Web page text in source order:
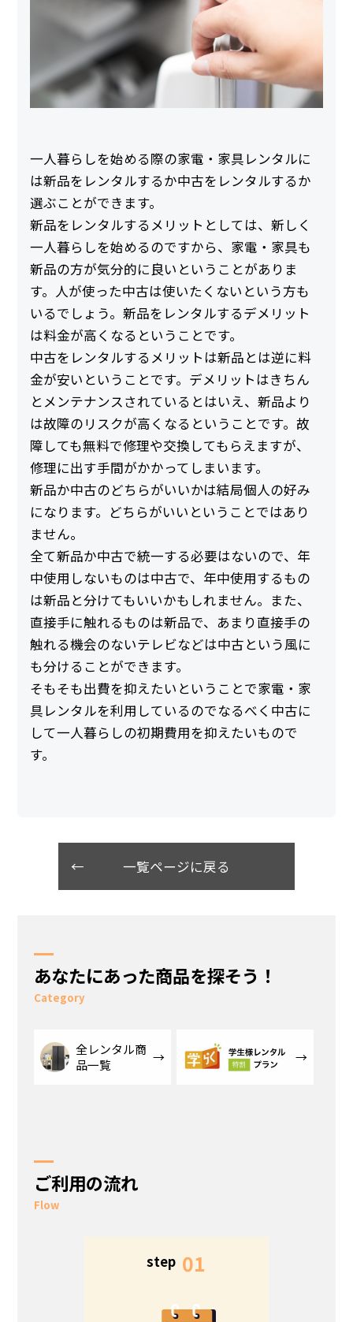
一人暮らしを始める際の家電・家具レンタルに
は新品をレンタルするか中古をレンタルするか
選ぶことができます。
新品をレンタルするメリットとしては、新しく
一人暮らしを始めるのですから、家電・家具も
新品の方が気分的に良いということがありま
す。人が使った中古は使いたくないという方も
いるでしょう。新品をレンタルするデメリット
は料金が高くなるということです。
中古をレンタルするメリットは新品とは逆に料
金が安いということです。デメリットはきちん
とメンテナンスされているとはいえ、新品より
は故障のリスクが高くなるということです。故
障しても無料で修理や交換してもらえますが、
修理に出す手間がかかってしまいます。
新品か中古のどちらがいいかは結局個人の好み
になります。どちらがいいということではあり
ません。
全て新品か中古で統一する必要はないので、年
中使用しないものは中古で、年中使用するもの
は新品と分けてもいいかもしれません。また、
直接手に触れるものは新品で、あまり直接手の
触れる機会のないテレビなどは中古という風に
も分けることができます。
そもそも出費を抑えたいということで家電・家
具レンタルを利用しているのでなるべく中古に
して一人暮らしの初期費用を抑えたいもので
す。
一覧ページに戻る
あなたにあった商品を探そう！
Category
全レンタル商
品一覧
ご利用の流れ
Flow
step 01